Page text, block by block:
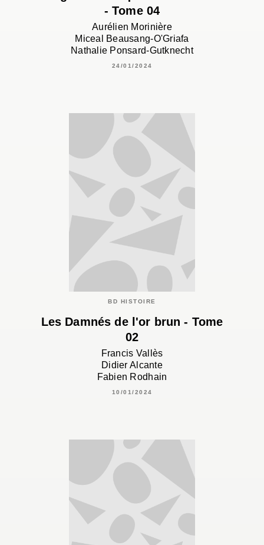
- Tome 04
Aurélien Morinière
Miceal Beausang-O'Griafa
Nathalie Ponsard-Gutknecht
24/01/2024
BD HISTOIRE
Les Damnés de l'or brun - Tome
02
Francis Vallès
Didier Alcante
Fabien Rodhain
10/01/2024